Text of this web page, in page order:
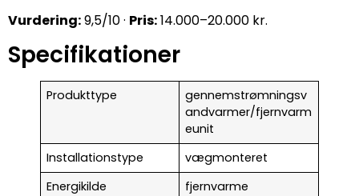
Vurdering:9,5/10 · Pris:14.000–20.000 kr.
Specifikationer
Produkttype
gennemstrømningsv
andvarmer/fjernvarm
eunit
Installationstype
vægmonteret
Energikilde
fjernvarme